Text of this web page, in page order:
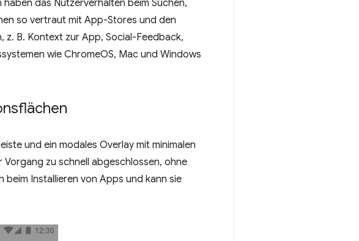
das Nutzerverhalten beim Suchen,
so vertraut mit App-Stores und den
B. Kontext zur App, Social-Feedback,
wie ChromeOS, Mac und Windows
und ein modales Overlay mit minimalen
zu schnell abgeschlossen, ohne
Installieren von Apps und kann sie